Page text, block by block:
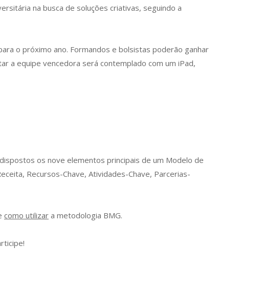
na busca de soluções criativas, seguindo a
o próximo ano. Formandos e bolsistas poderão ganhar
a equipe vencedora será contemplado com um iPad,
os nove elementos principais de um Modelo de
Recursos-Chave, Atividades-Chave, Parcerias-
como utilizar a metodologia BMG.